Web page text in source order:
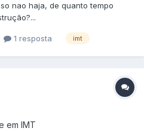
nao haja, de quanto tempo
1 resposta imt
em IMT